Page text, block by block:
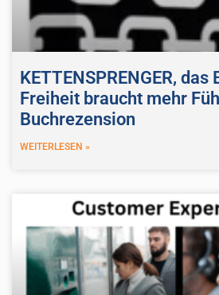
KETTENSPRENGER,
Freiheit braucht mehr
Buchrezension
WEITERLESEN »